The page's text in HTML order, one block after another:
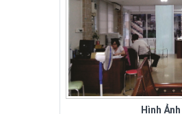
Hình Ảnh